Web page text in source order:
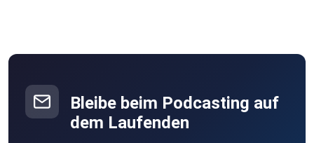
Bleibe beim Podcasting auf
dem Laufenden